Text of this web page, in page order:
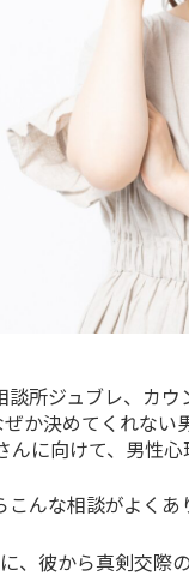
所ジュブレ、カウ
か決めてくれない
に向けて、男性
んな相談がよくあ
、彼から真剣交際